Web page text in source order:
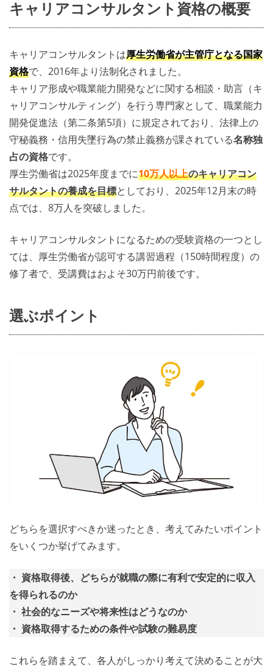
キャリアコンサルタント資格の概要
キャリアコンサルタントは厚生労働省が主管庁となる国家
資格で、2016年より法制化されました。
キャリア形成や職業能力開発などに関する相談・助言（キ
ャリアコンサルティング）を行う専門家として、職業能力
開発促進法（第二条第5項）に規定されており、法律上の
守秘義務・信用失墜行為の禁止義務が課されている名称独
占の資格です。
厚生労働省は2025年度までに10万人以上のキャリアコン
サルタントの養成を目標としており、2025年12月末の時
点では、8万人を突破しました。
キャリアコンサルタントになるための受験資格の一つとし
ては、厚生労働省が認可する講習過程（150時間程度）の
修了者で、受講費はおよそ30万円前後です。
選ぶポイント
どちらを選択すべきか迷ったとき、考えてみたいポイント
をいくつか挙げてみます。
・ 資格取得後、どちらが就職の際に有利で安定的に収入
を得られるのか
・ 社会的なニーズや将来性はどうなのか
・ 資格取得するための条件や試験の難易度
これらを踏まえて、各人がしっかり考えて決めることが大